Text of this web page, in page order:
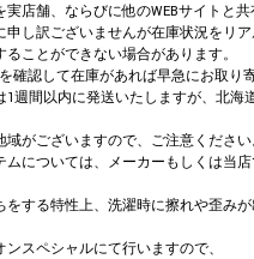
実店舗、ならびに他のWEBサイトと共
申し訳ございませんが在庫状況をリア
ることができない場合があります。
確認して在庫があれば早急にお取り
週間以内に発送いたしますが、北海
域がございますので、ご注意ください
については、メーカーもしくは当店
をする特性上、洗濯時に擦れや歪み
ンスペシャルにて行いますので、